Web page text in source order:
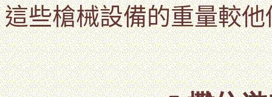
這些槍械設備的重量較